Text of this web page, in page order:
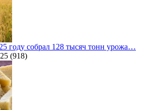
году собрал 128 тысяч тонн урожа…
(918)